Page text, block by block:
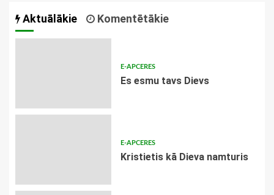
Aktuālākie Komentētākie
E-APCERES
Es esmu tavs Dievs
E-APCERES
Kristietis kā Dieva namturis